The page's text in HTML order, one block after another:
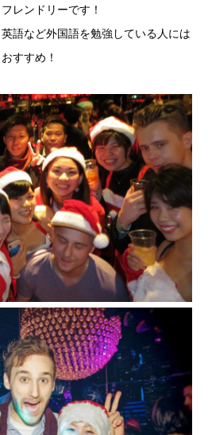
レンドリーです！
語など外国語を勉強している人には
すすめ！